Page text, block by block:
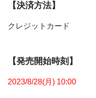
【決済方法】
クレジットカード
【発売開始時刻】
2023/8/28(月) 10:00